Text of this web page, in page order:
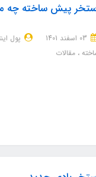
پیش ساخته چه
پول
مقالات